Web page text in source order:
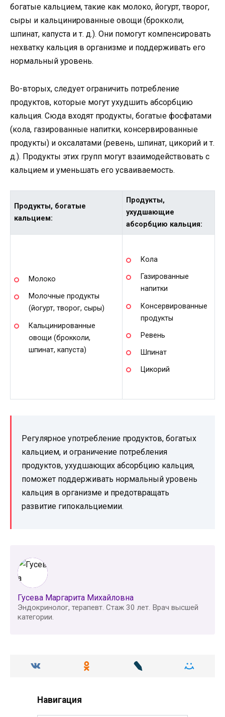
богатые кальцием, такие как молоко, йогурт, творог,
сыры и кальцинированные овощи (брокколи,
шпинат, капуста и т. д.). Они помогут компенсировать
нехватку кальция в организме и поддерживать его
нормальный уровень.
Во-вторых, следует ограничить потребление
продуктов, которые могут ухудшить абсорбцию
кальция. Сюда входят продукты, богатые фосфатами
(кола, газированные напитки, консервированные
продукты) и оксалатами (ревень, шпинат, цикорий и т.
д.). Продукты этих групп могут взаимодействовать с
кальцием и уменьшать его усваиваемость.
Продукты, богатые
кальцием:
Продукты,
ухудшающие
абсорбцию кальция:
Молоко
Молочные продукты
(йогурт, творог, сыры)
Кальцинированные
овощи (брокколи,
шпинат, капуста)
Кола
Газированные
напитки
Консервированные
продукты
Ревень
Шпинат
Цикорий
Регулярное употребление продуктов, богатых
кальцием, и ограничение потребления
продуктов, ухудшающих абсорбцию кальция,
поможет поддерживать нормальный уровень
кальция в организме и предотвращать
развитие гипокальциемии.
Гусева Маргарита Михайловна
Эндокринолог, терапевт. Стаж 30 лет. Врач высшей
категории.
Навигация